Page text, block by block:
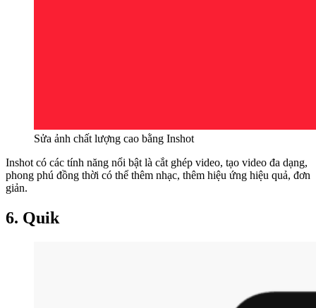
Sửa ảnh chất lượng cao bằng Inshot
Inshot có các tính năng nổi bật là cắt ghép video, tạo video đa dạng,
phong phú đồng thời có thể thêm nhạc, thêm hiệu ứng hiệu quả, đơn
giản.
6. Quik